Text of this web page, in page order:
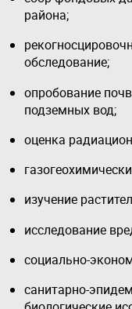
района;
обследование;
опробование
подземных вод;
оценка
изучение
исследование
социально-
санитарно-